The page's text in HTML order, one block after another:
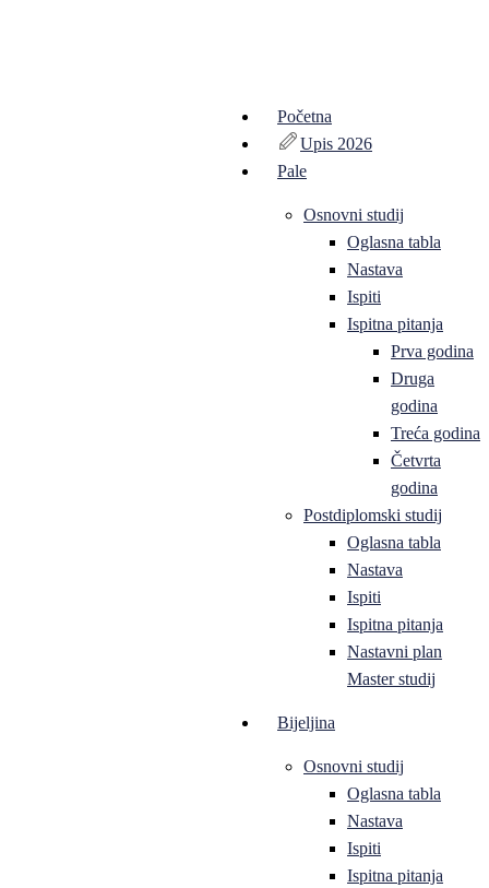
Početna
Upis 2026
Pale
Osnovni studij
Oglasna tabla
Nastava
Ispiti
Ispitna pitanja
Prva godina
Druga
godina
Treća godina
Četvrta
godina
Postdiplomski studij
Oglasna tabla
Nastava
Ispiti
Ispitna pitanja
Nastavni plan
Master studij
Bijeljina
Osnovni studij
Oglasna tabla
Nastava
Ispiti
Ispitna pitanja